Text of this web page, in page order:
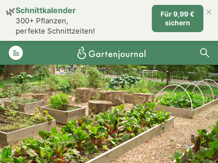
🌿Schnittkalender
300+ Pflanzen,
perfekte Schnittzeiten!
Für 9,99 €
sichern
×